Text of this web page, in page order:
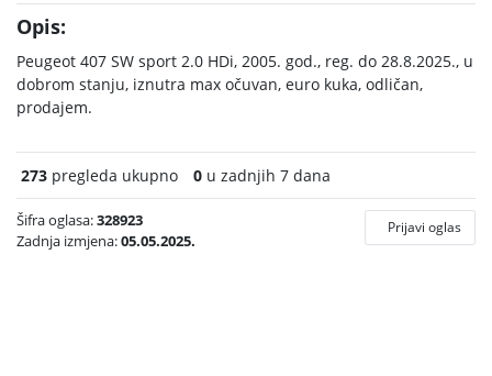
Opis:
Peugeot 407 SW sport 2.0 HDi, 2005. god., reg. do 28.8.2025., u
dobrom stanju, iznutra max očuvan, euro kuka, odličan,
prodajem.
273 pregleda ukupno 0 u zadnjih 7 dana
Šifra oglasa:328923
Zadnja izmjena:05.05.2025.
Prijavi oglas